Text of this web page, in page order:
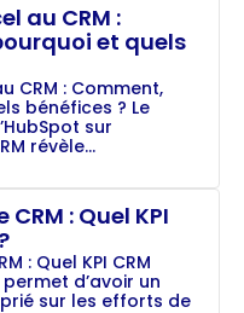
au CRM :
et quels
CRM : Comment,
bénéfices ? Le
sur
révèle...
: Quel KPI
: Quel KPI CRM
d’avoir un
sur les efforts de